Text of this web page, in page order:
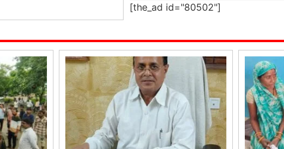
[the_ad id="80502"]